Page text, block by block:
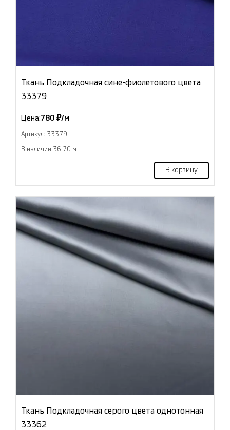
Ткань Подкладочная сине-фиолетового цвета
33379
Цена:780 ₽/м
Артикул: 33379
В наличии 36.70 м
В корзину
Ткань Подкладочная серого цвета однотонная
33362